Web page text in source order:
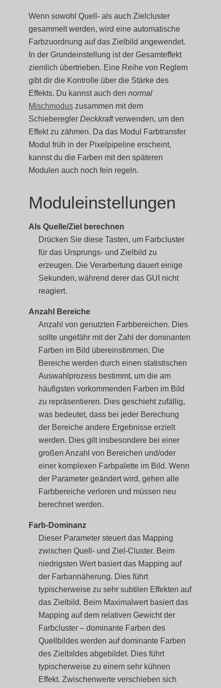
Wenn sowohl Quell- als auch Zielcluster
gesammelt werden, wird eine automatische
Farbzuordnung auf das Zielbild angewendet.
In der Grundeinstellung ist der Gesamteffekt
ziemlich übertrieben. Eine Reihe von Reglern
gibt dir die Kontrolle über die Stärke des
Effekts. Du kannst auch dennormal
Mischmodus zusammen mit dem
SchiebereglerDeckkraftverwenden, um den
Effekt zu zähmen. Da das Modul Farbtransfer
Modul früh in der Pixelpipeline erscheint,
kannst du die Farben mit den späteren
Modulen auch noch fein regeln.
Moduleinstellungen
Als Quelle/Ziel berechnen
Drücken Sie diese Tasten, um Farbcluster
für das Ursprungs- und Zielbild zu
erzeugen. Die Verarbeitung dauert einige
Sekunden, während derer das GUI nicht
reagiert.
Anzahl Bereiche
Anzahl von genutzten Farbbereichen. Dies
sollte ungefähr mit der Zahl der dominanten
Farben im Bild übereinstimmen. Die
Bereiche werden durch einen statistischen
Auswahlprozess bestimmt, um die am
häufigsten vorkommenden Farben im Bild
zu repräsentieren. Dies geschieht zufällig,
was bedeutet, dass bei jeder Berechung
der Bereiche andere Ergebnisse erzielt
werden. Dies gilt insbesondere bei einer
großen Anzahl von Bereichen und/oder
einer komplexen Farbpalette im Bild. Wenn
der Parameter geändert wird, gehen alle
Farbbereiche verloren und müssen neu
berechnet werden.
Farb-Dominanz
Dieser Parameter steuert das Mapping
zwischen Quell- und Ziel-Cluster. Beim
niedrigsten Wert basiert das Mapping auf
der Farbannäherung. Dies führt
typischerweise zu sehr subtilen Effekten auf
das Zielbild. Beim Maximalwert basiert das
Mapping auf dem relativen Gewicht der
Farbcluster – dominante Farben des
Quellbildes werden auf dominante Farben
des Zielbildes abgebildet. Dies führt
typischerweise zu einem sehr kühnen
Effekt. Zwischenwerte verschieben sich